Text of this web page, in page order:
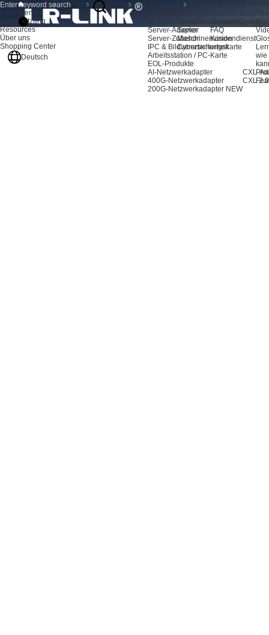
Produkte
AI-Server-Adapter
Server-Adapter
Server-Zubehör
IPC & Bildverarbeitungskarte
Arbeitsstation / PC-Karte
EOL-Produkte
AI-Netzwerkadapter
400G-Netzwerkadapter
200G-Netzwerkadapter NEW
CXL-
CXL 2.0
Lösungen
Speichererweiterung
Server
Maschinenvision
Cybersicherheit
Unterstützung
Support-Center
FAQ
Kundendienst
wie
Produkte
Lösungen
Unterstützung
Resources
Über uns
Shopping Center
Deutsch
Startseite Über uns Nachrichten Produktdynamik
Einführung in PXE und
Einführung in PXE und seine Anwendungsbereiche